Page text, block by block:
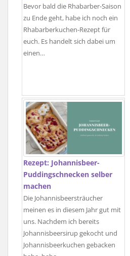
Bevor bald die Rhabarber-Saison
zu Ende geht, habe ich noch ein
Rhabarberkuchen-Rezept für
euch. Es handelt sich dabei um
einen…
Rezept: Johannisbeer-
Puddingschnecken selber
machen
Die Johannisbeersträucher
meinen es in diesem Jahr gut mit
uns. Nachdem ich bereits
Johannisbeersirup gekocht und
Johannisbeerkuchen gebacken